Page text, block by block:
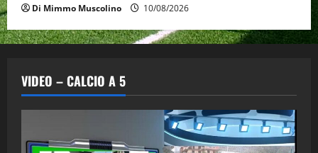
Di Mimmo Muscolino 10/08/2026
VIDEO – CALCIO A 5